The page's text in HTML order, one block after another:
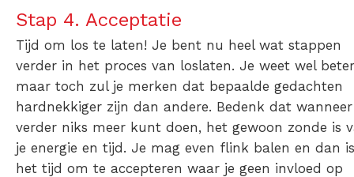
Stap 4. Acceptatie
Tijd om los te laten! Je bent nu heel wat stappen
verder in het proces van loslaten. Je weet wel beter
maar toch zul je merken dat bepaalde gedachten
hardnekkiger zijn dan andere. Bedenk dat
verder niks meer kunt doen, het gewoon zonde is
je energie en tijd. Je mag even flink balen en dan is
het tijd om te accepteren waar je geen invloed op